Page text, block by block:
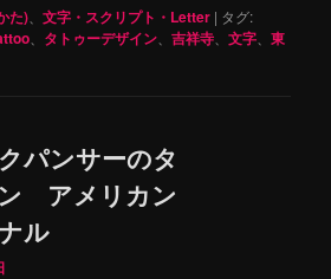
た)、文字・スクリプト・Letter | タグ:
、 タトゥーデザイン、吉祥寺、文字、東
パンサーのタ
アメリカン
ル